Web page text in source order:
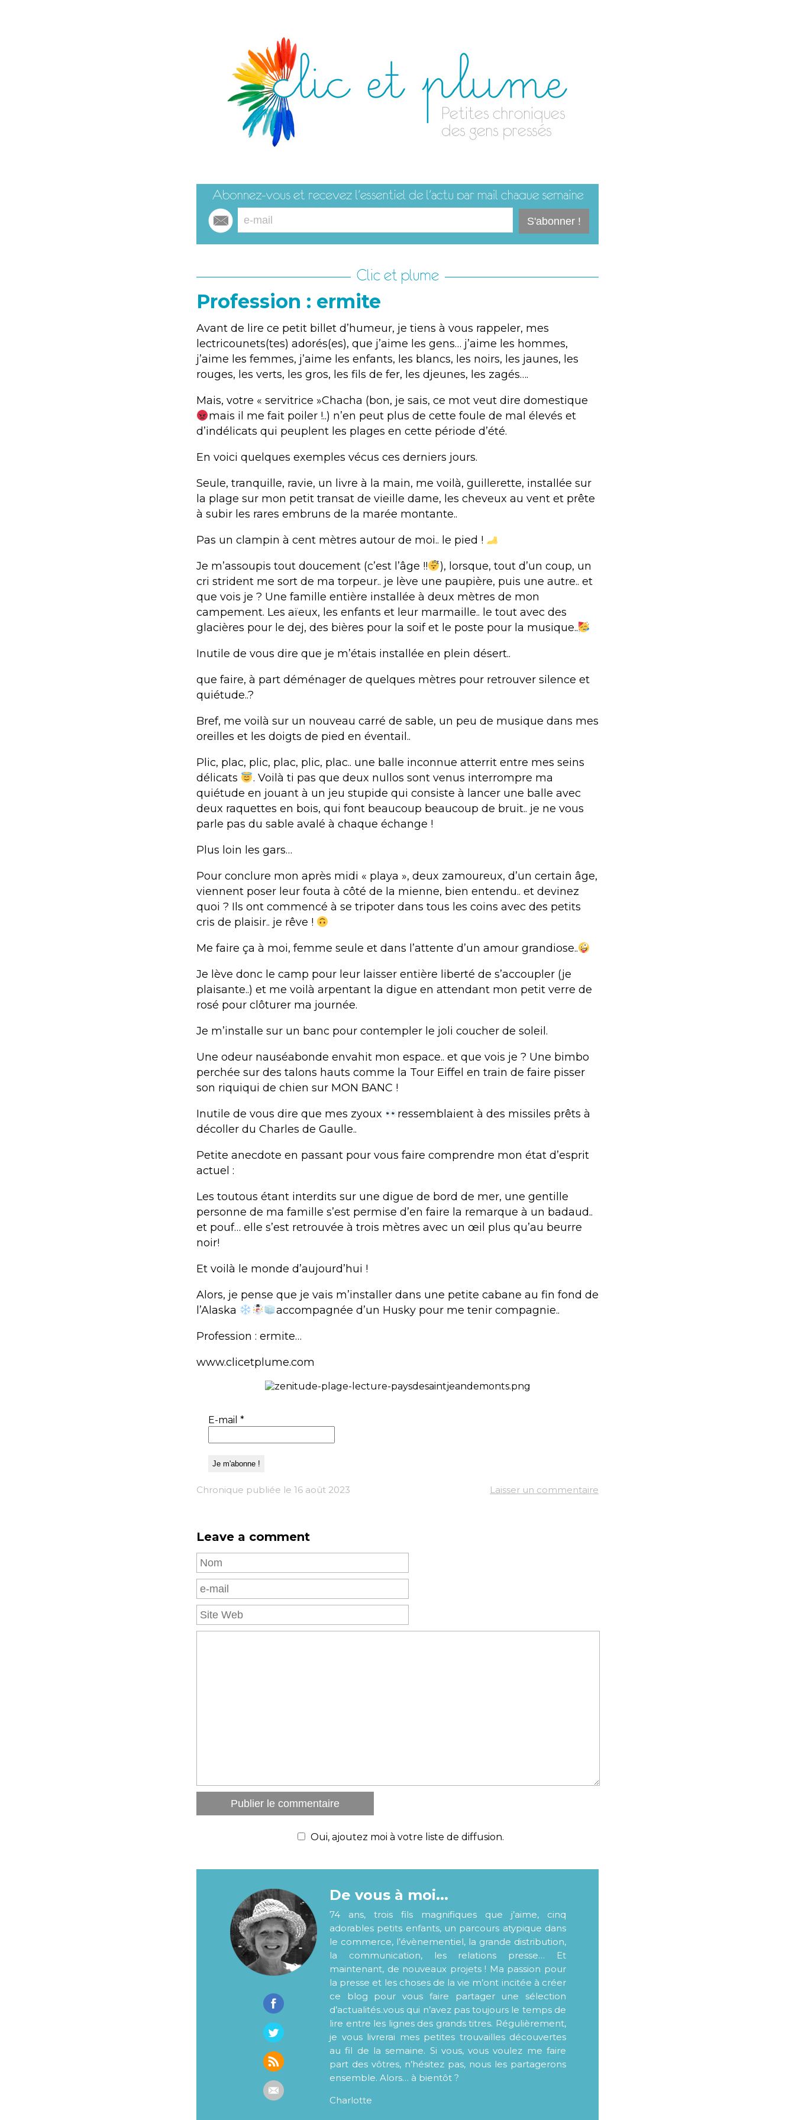
Clic et plume
Profession : ermite
Avant de lire ce petit billet d’humeur, je tiens à vous rappeler, mes
lectricounets(tes) adorés(es), que j’aime les gens… j’aime les hommes,
j’aime les femmes, j’aime les enfants, les blancs, les noirs, les jaunes, les
rouges, les verts, les gros, les fils de fer, les djeunes, les zagés….
Mais, votre « servitrice »Chacha (bon, je sais, ce mot veut dire domestique
mais il me fait poiler !..) n’en peut plus de cette foule de mal élevés et
d’indélicats qui peuplent les plages en cette période d’été.
En voici quelques exemples vécus ces derniers jours.
Seule, tranquille, ravie, un livre à la main, me voilà, guillerette, installée sur
la plage sur mon petit transat de vieille dame, les cheveux au vent et prête
à subir les rares embruns de la marée montante..
Pas un clampin à cent mètres autour de moi.. le pied !
Je m’assoupis tout doucement (c’est l’âge !!
), lorsque, tout d’un coup, un
cri strident me sort de ma torpeur.. je lève une paupière, puis une autre.. et
que vois je ? Une famille entière installée à deux mètres de mon
campement. Les aïeux, les enfants et leur marmaille.. le tout avec des
glacières pour le dej, des bières pour la soif et le poste pour la musique..
Inutile de vous dire que je m’étais installée en plein désert..
que faire, à part déménager de quelques mètres pour retrouver silence et
quiétude..?
Bref, me voilà sur un nouveau carré de sable, un peu de musique dans mes
oreilles et les doigts de pied en éventail..
Plic, plac, plic, plac, plic, plac.. une balle inconnue atterrit entre mes seins
délicats
. Voilà ti pas que deux nullos sont venus interrompre ma
quiétude en jouant à un jeu stupide qui consiste à lancer une balle avec
deux raquettes en bois, qui font beaucoup beaucoup de bruit.. je ne vous
parle pas du sable avalé à chaque échange !
Plus loin les gars…
Pour conclure mon après midi « playa », deux zamoureux, d’un certain âge,
viennent poser leur fouta à côté de la mienne, bien entendu.. et devinez
quoi ? Ils ont commencé à se tripoter dans tous les coins avec des petits
cris de plaisir.. je rêve !
Me faire ça à moi, femme seule et dans l’attente d’un amour grandiose..
Je lève donc le camp pour leur laisser entière liberté de s’accoupler (je
plaisante..) et me voilà arpentant la digue en attendant mon petit verre de
rosé pour clôturer ma journée.
Je m’installe sur un banc pour contempler le joli coucher de soleil.
Une odeur nauséabonde envahit mon espace.. et que vois je ? Une bimbo
perchée sur des talons hauts comme la Tour Eiffel en train de faire pisser
son riquiqui de chien sur MON BANC !
Inutile de vous dire que mes zyoux
ressemblaient à des missiles prêts à
décoller du Charles de Gaulle..
Petite anecdote en passant pour vous faire comprendre mon état d’esprit
actuel :
Les toutous étant interdits sur une digue de bord de mer, une gentille
personne de ma famille s’est permise d’en faire la remarque à un badaud..
et pouf… elle s’est retrouvée à trois mètres avec un œil plus qu’au beurre
noir!
Et voilà le monde d’aujourd’hui !
Alors, je pense que je vais m’installer dans une petite cabane au fin fond de
l’Alaska
accompagnée d’un Husky pour me tenir compagnie..
Profession : ermite…
www.clicetplume.com
E-mail *
Chronique publiée le 16 août 2023 Laisser un commentaire
Leave a comment
Oui, ajoutez moi à votre liste de diffusion.
De vous à moi...
74 ans, trois fils magnifiques que j’aime, cinq
adorables petits enfants, un parcours atypique dans
le commerce, l’évènementiel, la grande distribution,
la communication, les relations presse… Et
maintenant, de nouveaux projets ! Ma passion pour
la presse et les choses de la vie m’ont incitée à créer
ce blog pour vous faire partager une sélection
d’actualités..vous qui n’avez pas toujours le temps de
lire entre les lignes des grands titres. Régulièrement,
je vous livrerai mes petites trouvailles découvertes
au fil de la semaine. Si vous, vous voulez me faire
part des vôtres, n’hésitez pas, nous les partagerons
ensemble. Alors… à bientôt ?
Charlotte